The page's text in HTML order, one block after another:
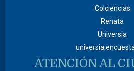
Colciencias
Renata
Universia
ATENCIÓN AL